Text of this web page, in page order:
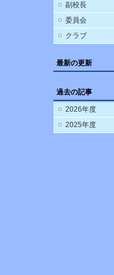
副校長
委員会
クラブ
最新の更新
過去の記事
2026年度
2025年度